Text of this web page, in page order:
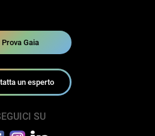
Prova Gaia
un esperto
SU